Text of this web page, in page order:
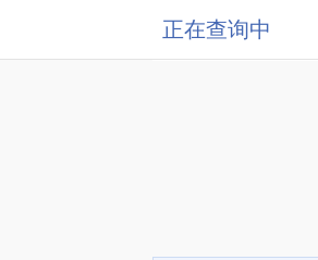
正在查询中